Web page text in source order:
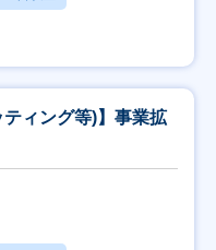
ティング等)】事業拡